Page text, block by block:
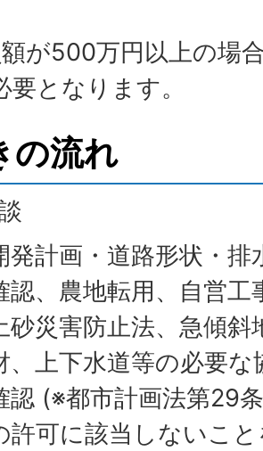
が500万円以上の場
となります。
の流れ
発計画・道路形状・
認、農地転用、自営工
砂災害防止法、急傾斜
、上下水道等の必要
認 (※都市計画法第29
許可に該当しないこ